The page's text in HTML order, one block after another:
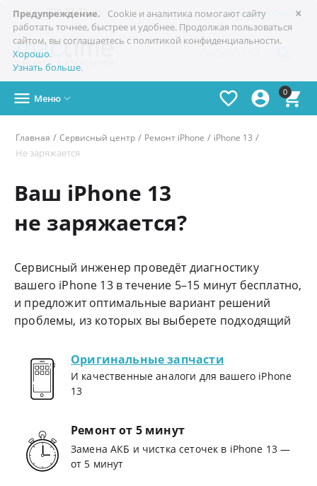
×
Предупреждение.
Cookie и аналитика помогают сайту
работать точнее, быстрее и удобнее. Продолжая пользоваться
сайтом, вы соглашаетесь с политикой конфиденциальности.
Хорошо.
Узнать больше.
Симферополь
+7(978)773-77-77 
0



 Меню 
Главная / Сервисный центр / Ремонт iPhone / iPhone 13 /
Не заряжается
Ваш iPhone 13
не заряжается?
Сервисный инженер проведёт диагностику
вашего iPhone 13 в течение 5–15 минут бесплатно,
и предложит оптимальные вариант решений
проблемы, из которых вы выберете подходящий
Оригинальные запчасти
И качественные аналоги для вашего iPhone
13
Ремонт от 5 минут
Замена АКБ и чистка сеточек в iPhone 13 —
от 5 минут